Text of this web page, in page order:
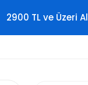
2900 TL ve Üzeri